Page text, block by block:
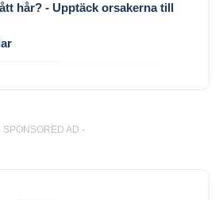
hår? - Upptäck orsakerna till
SPONSORED AD -